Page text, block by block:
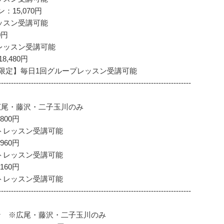
：15,070円
スン受講可能
円
スン受講可能
円
定】毎日1回グループレッスン受講可能
藤沢・二子玉川のみ
円
ッスン受講可能
円
ッスン受講可能
円
ッスン受講可能
※広尾・藤沢・二子玉川のみ